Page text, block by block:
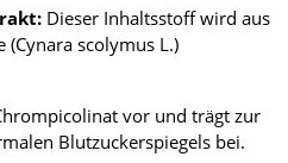
Dieser Inhaltsstoff wird aus
scolymus L.)
vor und trägt zur
Blutzuckerspiegels bei.